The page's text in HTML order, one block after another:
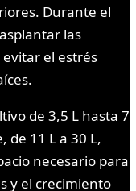
Durante el
las
el estrés
de 3,5 L hasta 7
de 11 L a 30 L,
necesario para
y el crecimiento